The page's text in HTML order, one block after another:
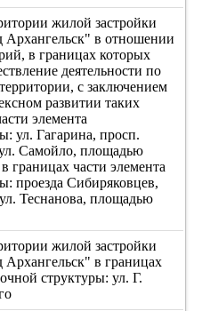
жилой застройки
Архангельск" в отношении
в границах которых
деятельности по
с заключением
развитии таких
элемента
ул. Гагарина, просп.
Самойло, площадью
границах части элемента
проезда Сибиряковцев,
Теснанова, площадью
жилой застройки
Архангельск" в границах
структуры: ул. Г.